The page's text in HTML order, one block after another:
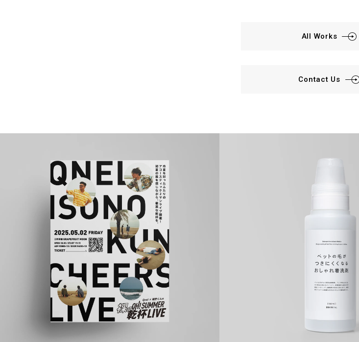
All Works
Contact Us